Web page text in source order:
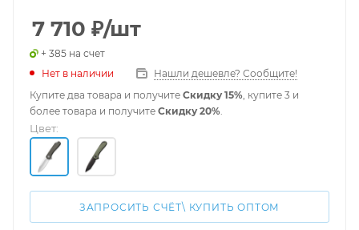
7 710 ₽/шт
+ 385 на счет
Нет в наличии
Нашли дешевле? Сообщите!
Купите два товара и получите Скидку 15%, купите 3 и
более товара и получите Скидку 20%.
Цвет:
ЗАПРОСИТЬ СЧЁТ\ КУПИТЬ ОПТОМ